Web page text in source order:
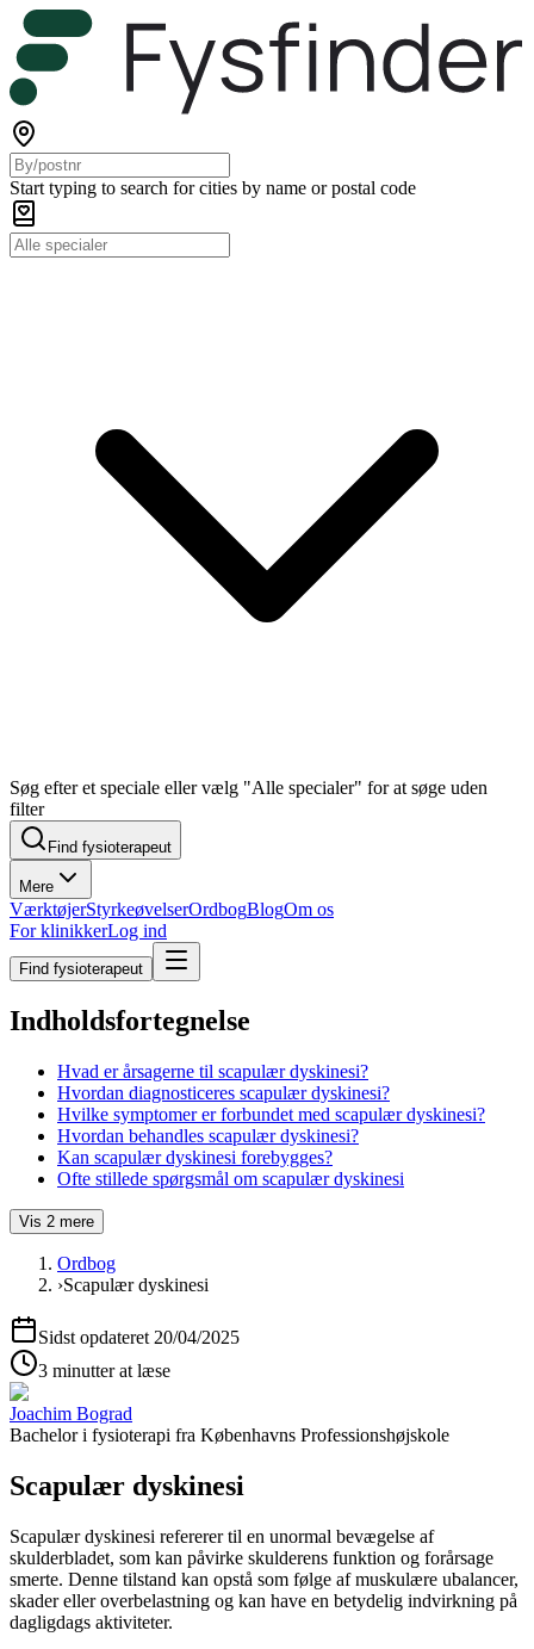
Start typing to search for cities by name or postal code
Søg efter et speciale eller vælg "Alle specialer" for at søge uden
filter
Find fysioterapeut
Mere
VærktøjerStyrkeøvelserOrdbogBlogOm os
For klinikkerLog ind
Find fysioterapeut
Indholdsfortegnelse
Hvad er årsagerne til scapulær dyskinesi?
Hvordan diagnosticeres scapulær dyskinesi?
Hvilke symptomer er forbundet med scapulær dyskinesi?
Hvordan behandles scapulær dyskinesi?
Kan scapulær dyskinesi forebygges?
Ofte stillede spørgsmål om scapulær dyskinesi
Vis 2 mere
Ordbog
›Scapulær dyskinesi
Sidst opdateret 20/04/2025
3 minutter at læse
Joachim Bograd
Bachelor i fysioterapi fra Københavns Professionshøjskole
Scapulær dyskinesi
Scapulær dyskinesi refererer til en unormal bevægelse af
skulderbladet, som kan påvirke skulderens funktion og forårsage
smerte. Denne tilstand kan opstå som følge af muskulære ubalancer,
skader eller overbelastning og kan have en betydelig indvirkning på
dagligdags aktiviteter.